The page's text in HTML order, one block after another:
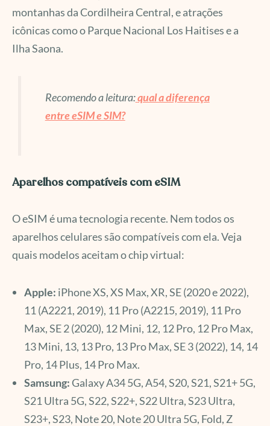
montanhas da Cordilheira Central, e atrações
icônicas como o Parque Nacional Los Haitises e a
Ilha Saona.
Recomendo a leitura:qual a diferença
entre eSIM e SIM?
Aparelhos compatíveis com eSIM
O eSIM é uma tecnologia recente. Nem todos os
aparelhos celulares são compatíveis com ela. Veja
quais modelos aceitam o chip virtual:
Apple: iPhone XS, XS Max, XR, SE (2020 e 2022),
11 (A2221, 2019), 11 Pro (A2215, 2019), 11 Pro
Max, SE 2 (2020), 12 Mini, 12, 12 Pro, 12 Pro Max,
13 Mini, 13, 13 Pro, 13 Pro Max, SE 3 (2022), 14, 14
Pro, 14 Plus, 14 Pro Max.
Samsung:Galaxy A34 5G, A54, S20, S21, S21+ 5G,
S21 Ultra 5G, S22, S22+, S22 Ultra, S23 Ultra,
S23+, S23, Note 20, Note 20 Ultra 5G, Fold, Z